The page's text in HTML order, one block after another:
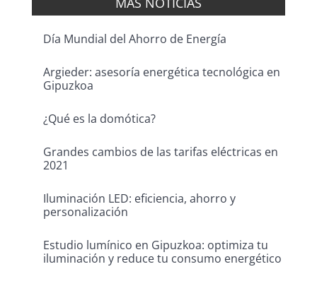
Día Mundial del Ahorro de Energía
Argieder: asesoría energética tecnológica en
Gipuzkoa
¿Qué es la domótica?
Grandes cambios de las tarifas eléctricas en
2021
Iluminación LED: eficiencia, ahorro y
personalización
Estudio lumínico en Gipuzkoa: optimiza tu
iluminación y reduce tu consumo energético